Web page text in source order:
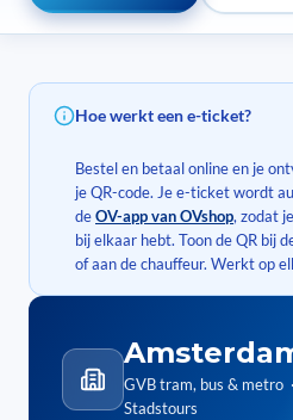
Hoe werkt een e-ticket?
Bestel en betaal online en je
je QR-code. Je e-ticket wordt
deOV-app van OVshop, zodat
bij elkaar hebt. Toon de QR bij
of aan de chauffeur. Werkt op
GVB tram, bus & metro
Stadstours